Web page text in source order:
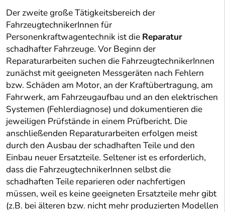
Der zweite große Tätigkeitsbereich der
FahrzeugtechnikerInnen für
Personenkraftwagentechnik ist die Reparatur
schadhafter Fahrzeuge. Vor Beginn der
Reparaturarbeiten suchen die FahrzeugtechnikerInnen
zunächst mit geeigneten Messgeräten nach Fehlern
bzw. Schäden am Motor, an der Kraftübertragung, am
Fahrwerk, am Fahrzeugaufbau und an den elektrischen
Systemen (Fehlerdiagnose) und dokumentieren die
jeweiligen Prüfstände in einem Prüfbericht. Die
anschließenden Reparaturarbeiten erfolgen meist
durch den Ausbau der schadhaften Teile und den
Einbau neuer Ersatzteile. Seltener ist es erforderlich,
dass die FahrzeugtechnikerInnen selbst die
schadhaften Teile reparieren oder nachfertigen
müssen, weil es keine geeigneten Ersatzteile mehr gibt
(z.B. bei älteren bzw. nicht mehr produzierten Modellen